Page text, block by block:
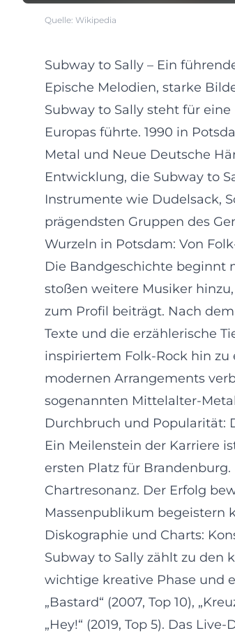
Quelle: Wikipedia
Subway to Sally – Ein
Epische Melodien, starke
Subway to Sally steht für
Europas führte. 1990 in
Metal und Neue Deutsche
Entwicklung, die Subway to
Instrumente wie Dudelsack,
prägendsten Gruppen des
Wurzeln in Potsdam: Von
Die Bandgeschichte beginnt
stoßen weitere Musiker
zum Profil beiträgt. Nach
Texte und die erzählerische
inspiriertem Folk-Rock hin
modernen Arrangements
sogenannten Mittelalter-
Durchbruch und Popularität:
Ein Meilenstein der Karriere
ersten Platz für
Chartresonanz. Der Erfolg
Massenpublikum begeistern
Diskographie und Charts:
Subway to Sally zählt zu den
wichtige kreative Phase und
„Bastard“ (2007, Top 10),
„Hey!“ (2019, Top 5). Das